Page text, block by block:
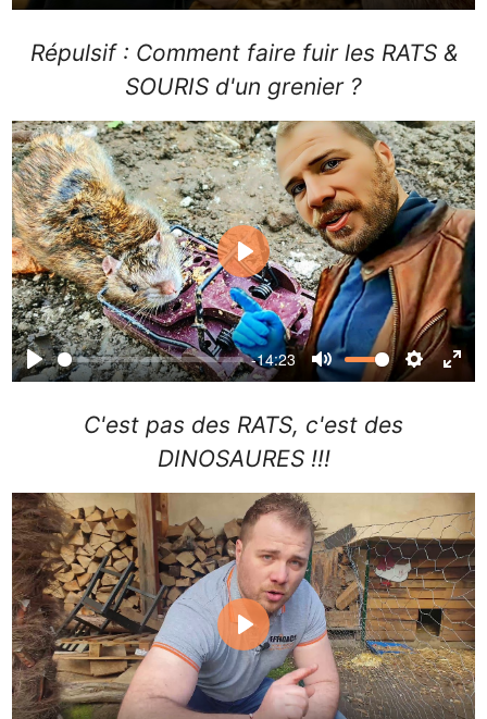
Play Mute
Répulsif : Comment faire fuir les RATS &
SOURIS d'un grenier ?
Play
-14:23
Mute
Play
C'est pas des RATS, c'est des
DINOSAURES !!!
Play